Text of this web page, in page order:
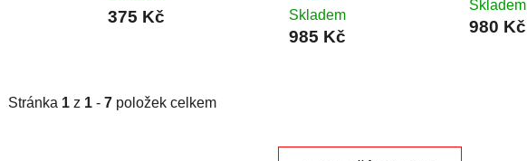
375 Kč
Skladem
985 Kč
Skladem
980 Kč
Stránka 1 z 1 - 7 položek celkem